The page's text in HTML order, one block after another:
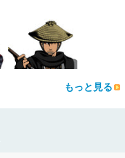
もっと見る